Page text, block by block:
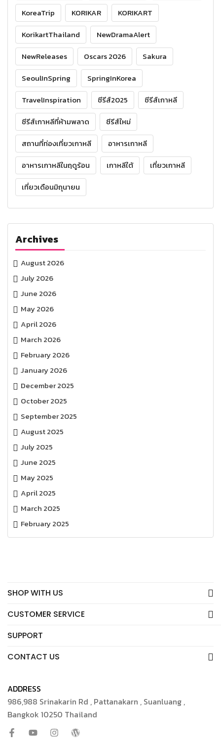
KoreaTrip
KORIKAR
KORIKART
KorikartThailand
NewDramaAlert
NewReleases
Oscars 2026
Sakura
SeoulInSpring
SpringInKorea
TravelInspiration
ซีรีส์2025
ซีรีส์เกาหลี
ซีรีส์เกาหลีที่ห้ามพลาด
ซีรีส์ใหม่
สถานที่ท่องเที่ยวเกาหลี
อาหารเกาหลี
อาหารเกาหลีในฤดูร้อน
เกาหลีใต้
เที่ยวเกาหลี
เที่ยวเดือนมิถุนายน
Archives
August 2026
July 2026
June 2026
May 2026
April 2026
March 2026
February 2026
January 2026
December 2025
October 2025
September 2025
August 2025
July 2025
June 2025
May 2025
April 2025
March 2025
February 2025
SHOP WITH US
CUSTOMER SERVICE
SUPPORT
CONTACT US
ADDRESS
986,988 Srinakarin Rd , Pattanakarn , Suanluang ,
Bangkok 10250 Thailand